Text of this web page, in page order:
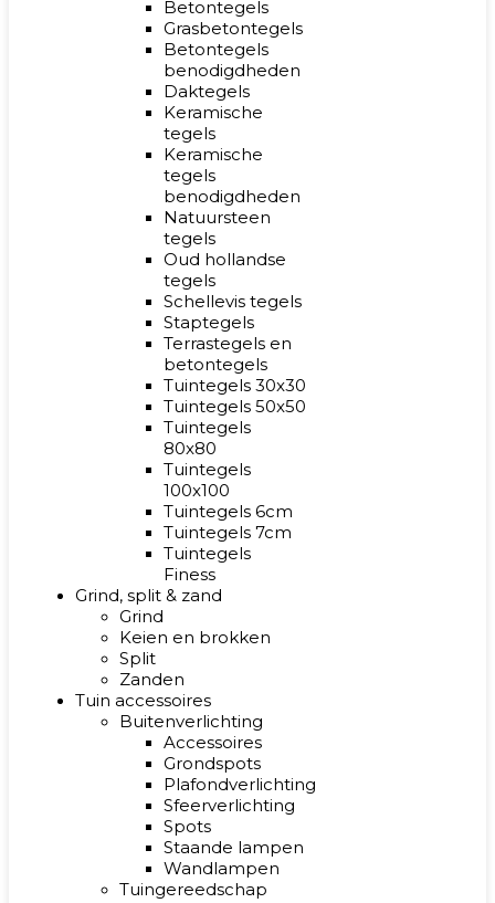
Betontegels
Grasbetontegels
Betontegels
benodigdheden
Daktegels
Keramische
tegels
Keramische
tegels
benodigdheden
Natuursteen
tegels
Oud hollandse
tegels
Schellevis tegels
Staptegels
Terrastegels en
betontegels
Tuintegels 30x30
Tuintegels 50x50
Tuintegels
80x80
Tuintegels
100x100
Tuintegels 6cm
Tuintegels 7cm
Tuintegels
Finess
Grind, split & zand
Grind
Keien en brokken
Split
Zanden
Tuin accessoires
Buitenverlichting
Accessoires
Grondspots
Plafondverlichting
Sfeerverlichting
Spots
Staande lampen
Wandlampen
Tuingereedschap